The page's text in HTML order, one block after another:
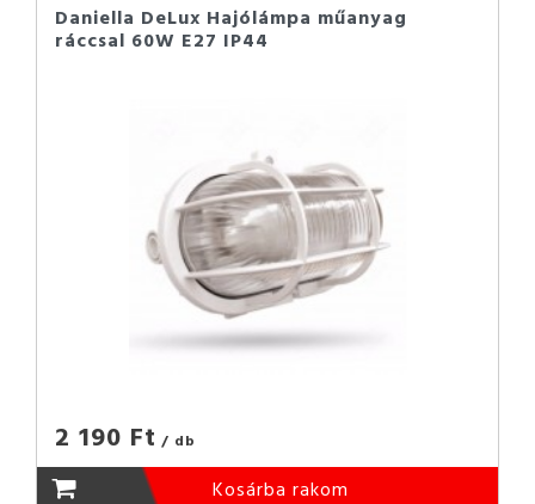
Daniella DeLux Hajólámpa műanyag
ráccsal 60W E27 IP44
2 190 Ft / db
Kosárba rakom